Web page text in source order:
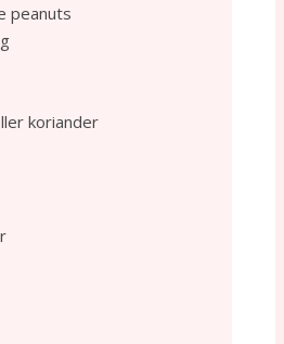
peanuts
koriander